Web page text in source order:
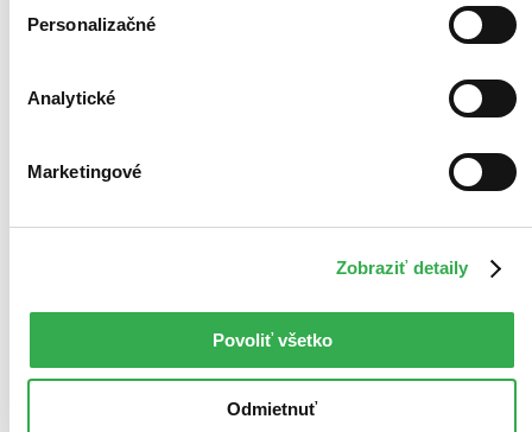
Personalizačné
Analytické
Marketingové
Zobraziť detaily
Povoliť všetko
Odmietnuť